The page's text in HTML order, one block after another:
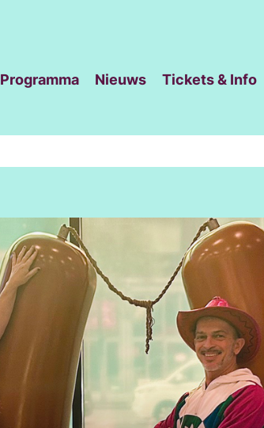
Programma Nieuws Tickets & Info